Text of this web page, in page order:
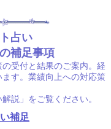
占い
補足事項
受付と結果のご案内。経
す。業績向上への対応策
説」をご覧ください。
補足